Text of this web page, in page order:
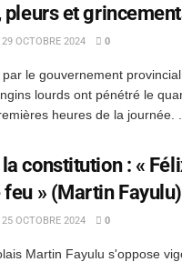
pleurs et
29 OCTOBRE 2024 0
le gouvernement
lourds ont pénétré le
heures de la journée. ...
constitution : «
feu » (Martin Fayulu)
25 OCTOBRE 2024 0
Martin Fayulu s'oppose